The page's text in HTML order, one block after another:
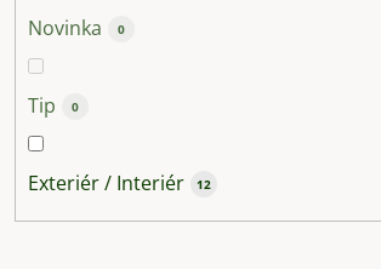
Novinka 0
Tip 0
Exteriér / Interiér 12